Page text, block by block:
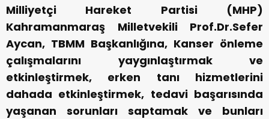
Milliyetçi Hareket Partisi (MHP)
Kahramanmaraş Milletvekili Prof.Dr.Sefer
Aycan, TBMM Başkanlığına, Kanser önleme
çalışmalarını yaygınlaştırmak ve
etkinleştirmek, erken tanı hizmetlerini
dahada etkinleştirmek, tedavi başarısında
yaşanan sorunları saptamak ve bunları